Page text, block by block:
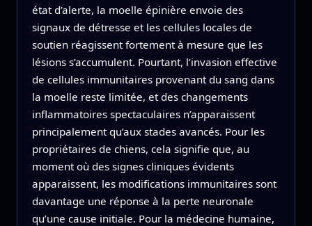
état d’alerte, la moelle épinière envoie des
signaux de détresse et les cellules locales de
soutien réagissent fortement à mesure que les
lésions s’accumulent. Pourtant, l’invasion effective
de cellules immunitaires provenant du sang dans
la moelle reste limitée, et des changements
inflammatoires spectaculaires n’apparaissent
principalement qu’aux stades avancés. Pour les
propriétaires de chiens, cela signifie que, au
moment où des signes cliniques évidents
apparaissent, les modifications immunitaires sont
davantage une réponse à la perte neuronale
qu’une cause initiale. Pour la médecine humaine,